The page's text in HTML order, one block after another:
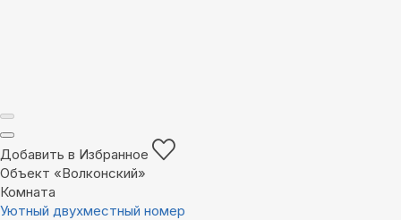
Добавить в Избранное
Объект «Волконский»
Комната
Уютный двухместный номер